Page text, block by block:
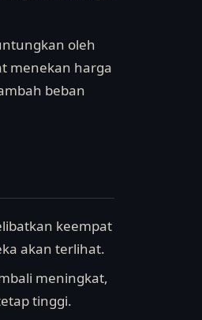
oleh
menekan harga
beban
keempat
akan terlihat.
meningkat,
tinggi.